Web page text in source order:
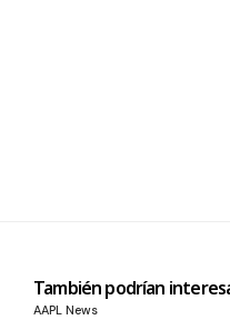
También podrían
AAPL News